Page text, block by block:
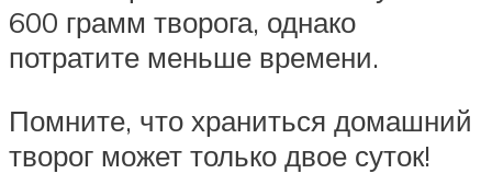
600 грамм творога, однако
потратите меньше времени.
Помните, что храниться домашний
творог может только двое суток!